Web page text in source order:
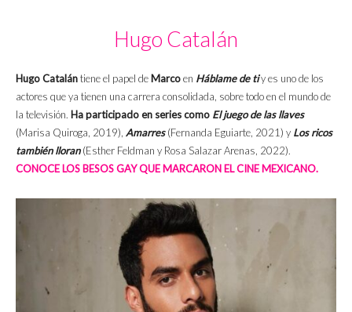
Hugo Catalán
Hugo Catalántiene el papel de Marcoen Háblame de tiy es uno de los
actores que ya tienen una carrera consolidada, sobre todo en el mundo de
la televisión. Ha participado en series como El juego de las llaves
(Marisa Quiroga, 2019), Amarres(Fernanda Eguiarte, 2021) y Los ricos
también lloran(Esther Feldman y Rosa Salazar Arenas, 2022).
CONOCE LOS BESOS GAY QUE MARCARON EL CINE MEXICANO.